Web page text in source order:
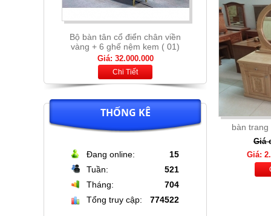
Bộ bàn thông minh mặt đá nhập
khẩu + 6 ghế nệm cam xám
Giá: 13.900.000
Chi Tiết
THỐNG KÊ
Đang online:
Tuần:
Tháng:
Tổng truy cập:
15
521
704
774522
bàn trang
Giá
Giá: